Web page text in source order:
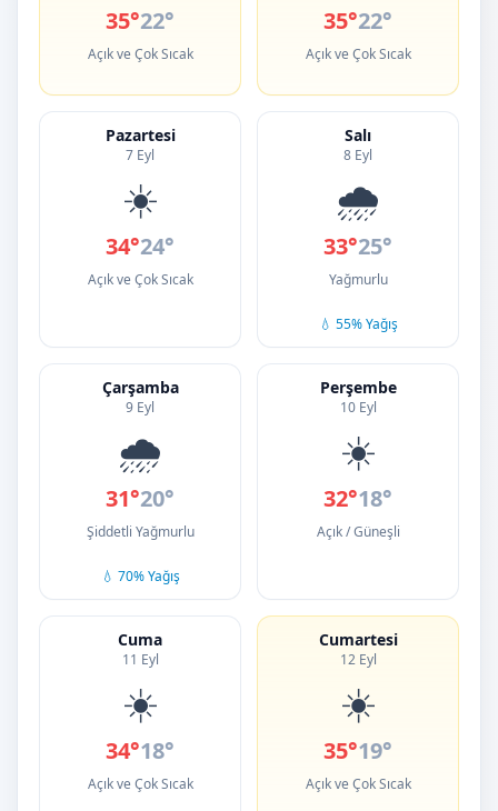
35°22°
Açık ve Çok Sıcak
35°22°
Açık ve Çok Sıcak
Pazartesi
7 Eyl
☀️
34°24°
Açık ve Çok Sıcak
Salı
8 Eyl
🌧️
33°25°
Yağmurlu
💧 55% Yağış
Çarşamba
9 Eyl
🌧️
31°20°
Şiddetli Yağmurlu
💧 70% Yağış
Perşembe
10 Eyl
☀️
32°18°
Açık / Güneşli
Cuma
11 Eyl
☀️
34°18°
Açık ve Çok Sıcak
Cumartesi
12 Eyl
☀️
35°19°
Açık ve Çok Sıcak